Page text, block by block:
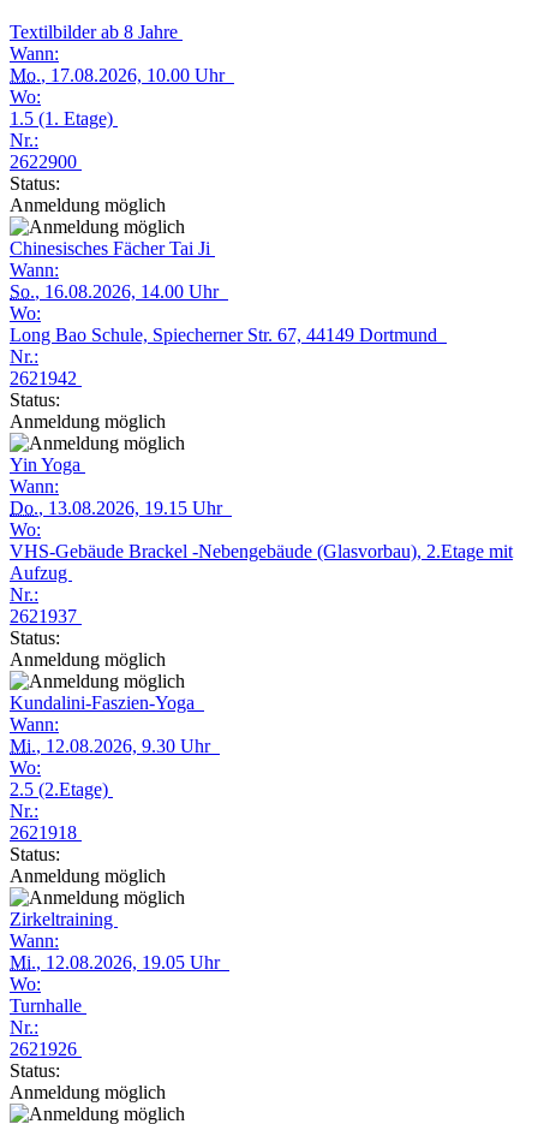
Textilbilder ab 8 Jahre
Wann:
Mo., 17.08.2026, 10.00 Uhr
Wo:
1.5 (1. Etage)
Nr.:
2622900
Status:
Anmeldung möglich
Chinesisches Fächer Tai Ji
Wann:
So., 16.08.2026, 14.00 Uhr
Wo:
Long Bao Schule, Spiecherner Str. 67, 44149 Dortmund
Nr.:
2621942
Status:
Anmeldung möglich
Yin Yoga
Wann:
Do., 13.08.2026, 19.15 Uhr
Wo:
VHS-Gebäude Brackel -Nebengebäude (Glasvorbau), 2.Etage mit
Aufzug
Nr.:
2621937
Status:
Anmeldung möglich
Kundalini-Faszien-Yoga
Wann:
Mi., 12.08.2026, 9.30 Uhr
Wo:
2.5 (2.Etage)
Nr.:
2621918
Status:
Anmeldung möglich
Zirkeltraining
Wann:
Mi., 12.08.2026, 19.05 Uhr
Wo:
Turnhalle
Nr.:
2621926
Status:
Anmeldung möglich